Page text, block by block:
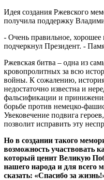
Идея создания Ржевского
получила поддержку
- Очень правильное,
подчеркнул Президент. -
Ржевская битва – одна из
кровопролитных за всю
войны. К сожалению,
недостаточно известна и
фальсификации и
борьбе против немецко-
Увековечение подвига
позволит исправить эту
Но в создании такого
возможность участвовать
который ценит Великую
нашего народа и для всего
сказать: «Спасибо за